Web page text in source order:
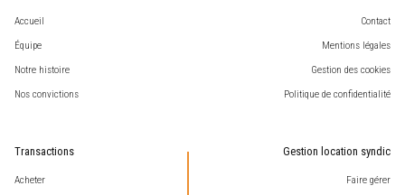
Accueil Contact
Équipe Mentions légales
Notre histoire Gestion des cookies
Nos convictions Politique de confidentialité
Transactions
Acheter
Gestion location syndic
Faire gérer